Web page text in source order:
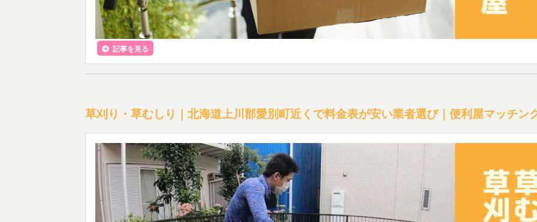
記事を見る
草刈り・草むしり｜北海道上川郡愛別町近くで料金表が安い業者選び｜便利屋マッチン